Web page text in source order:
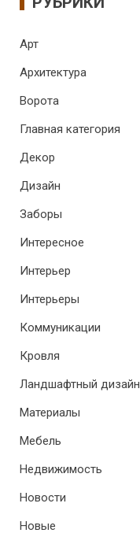
Арт
Архитектура
Ворота
Главная категория
Декор
Дизайн
Заборы
Интересное
Интерьер
Интерьеры
Коммуникации
Кровля
Ландшафтный дизайн
Материалы
Мебель
Недвижимость
Новости
Новые